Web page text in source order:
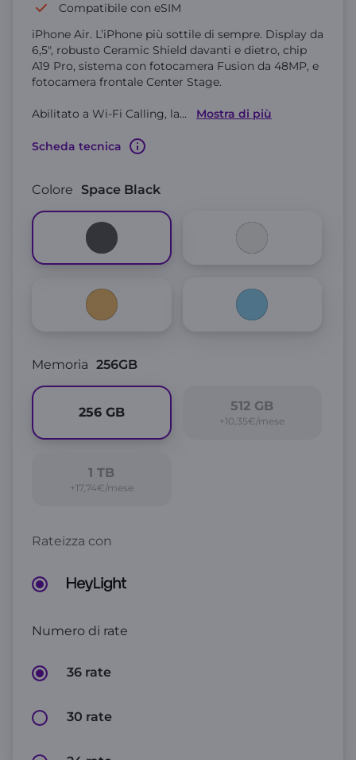
Compatibile con eSIM
iPhone Air. L’iPhone più sottile di sempre. Display da
6,5", robusto Ceramic Shield davanti e dietro, chip
A19 Pro, sistema con fotocamera Fusion da 48MP, e
fotocamera frontale Center Stage.
Abilitato a Wi-Fi Calling, la... Mostra di più
Scheda tecnica
Memoria 256GB
256 GB 512 GB
+10,35€/mese
1 TB
+17,74€/mese
Colore Space Black
Rateizza con
Numero di rate
36 rate
30 rate